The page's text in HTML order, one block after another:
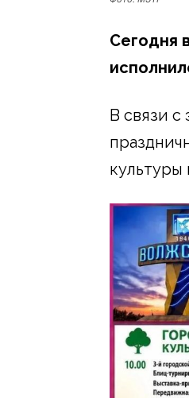
Сегодня
В связи с
культуры